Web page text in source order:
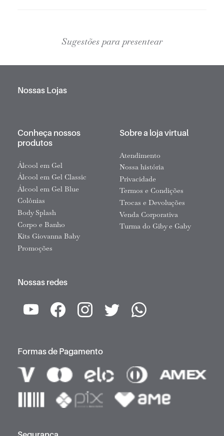
Sugestões para presentear
Nossas Lojas
Conheça nossos
produtos
Álcool em Gel
Álcool em Gel Classic
Álcool em Gel Blue
Colônias
Body Splash
Corpo e Banho
Kits Giovanna Baby
Promoções
Sobre a loja virtual
Atendimento
Nossa história
Privacidade
Termos e Condições
Trocas e Devoluções
Venda Corporativa
Turma do Giby e Gaby
Nossas redes
Formas de Pagamento